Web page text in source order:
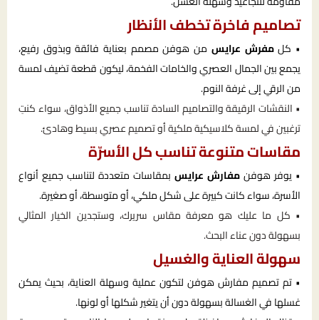
تصاميم فاخرة تخطف الأنظار
• كلمفرش عرايس من هوفن مصمم بعناية فائقة وبذوق رفيع،
يجمع بين الجمال العصري والخامات الفخمة، ليكون قطعة تضيف لمسة
من الرقي إلى غرفة النوم.
• النقشات الرقيقة والتصاميم السادة تناسب جميع الأذواق، سواء كنتِ
ترغبين في لمسة كلاسيكية ملكية أو تصميم عصري بسيط وهادئ.
مقاسات متنوعة تناسب كل الأسرّة
• يوفر هوفنمفارش عرايس بمقاسات متعددة لتناسب جميع أنواع
الأسرة، سواء كانت كبيرة على شكل ملكي، أو متوسطة، أو صغيرة.
• كل ما عليك هو معرفة مقاس سريرك، وستجدين الخيار المثالي
بسهولة دون عناء البحث.
سهولة العناية والغسيل
• تم تصميم مفارش هوفن لتكون عملية وسهلة العناية، بحيث يمكن
غسلها في الغسالة بسهولة دون أن يتغير شكلها أو لونها.